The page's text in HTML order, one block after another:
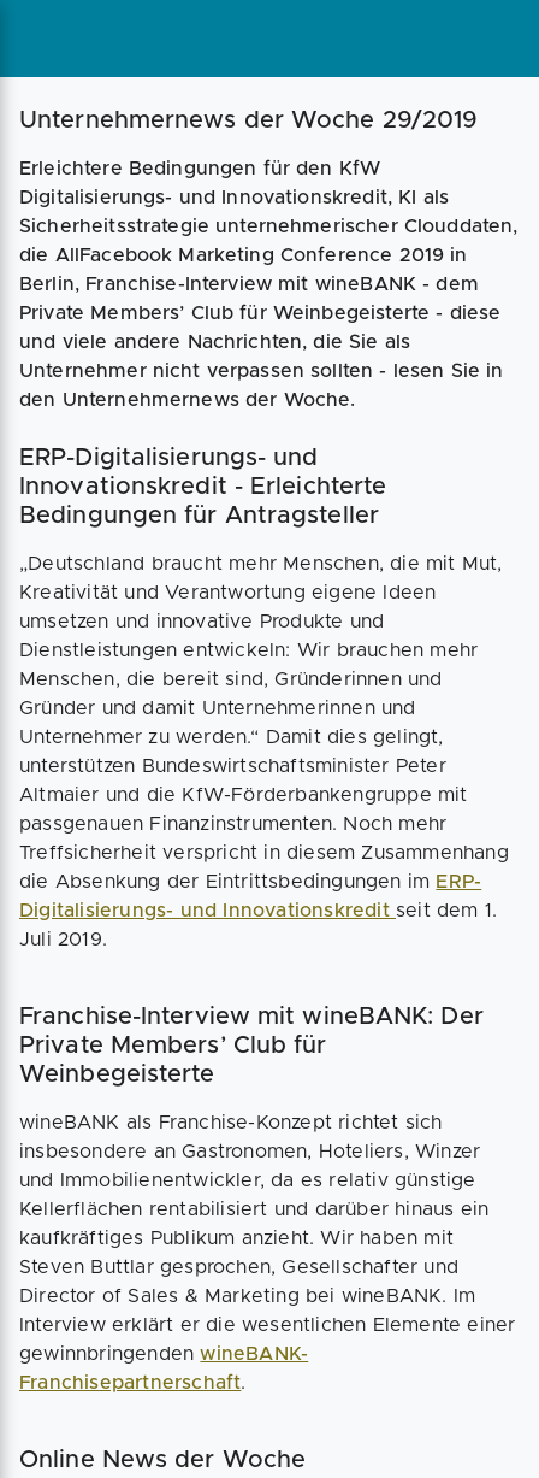
Magazin Businessplan Fördermittel
Angebote
Unternehmernews der Woche 29/2019
Erleichtere Bedingungen für den KfW
Digitalisierungs- und Innovationskredit, KI als
Sicherheitsstrategie unternehmerischer Clouddaten,
die AllFacebook Marketing Conference 2019 in
Berlin, Franchise-Interview mit wineBANK - dem
Private Members’ Club für Weinbegeisterte - diese
und viele andere Nachrichten, die Sie als
Unternehmer nicht verpassen sollten - lesen Sie in
den Unternehmernews der Woche.
ERP-Digitalisierungs- und
Innovationskredit - Erleichterte
Bedingungen für Antragsteller
„Deutschland braucht mehr Menschen, die mit Mut,
Kreativität und Verantwortung eigene Ideen
umsetzen und innovative Produkte und
Dienstleistungen entwickeln: Wir brauchen mehr
Menschen, die bereit sind, Gründerinnen und
Gründer und damit Unternehmerinnen und
Unternehmer zu werden.“ Damit dies gelingt,
unterstützen Bundeswirtschaftsminister Peter
Altmaier und die KfW-Förderbankengruppe mit
passgenauen Finanzinstrumenten. Noch mehr
Treffsicherheit verspricht in diesem Zusammenhang
die Absenkung der Eintrittsbedingungen im ERP-
Digitalisierungs- und Innovationskredit seit dem 1.
Juli 2019.
Franchise-Interview mit wineBANK: Der
Private Members’ Club für
Weinbegeisterte
wineBANK als Franchise-Konzept richtet sich
insbesondere an Gastronomen, Hoteliers, Winzer
und Immobilienentwickler, da es relativ günstige
Kellerflächen rentabilisiert und darüber hinaus ein
kaufkräftiges Publikum anzieht. Wir haben mit
Steven Buttlar gesprochen, Gesellschafter und
Director of Sales & Marketing bei wineBANK. Im
Interview erklärt er die wesentlichen Elemente einer
gewinnbringendenwineBANK-
Franchisepartnerschaft.
Online News der Woche